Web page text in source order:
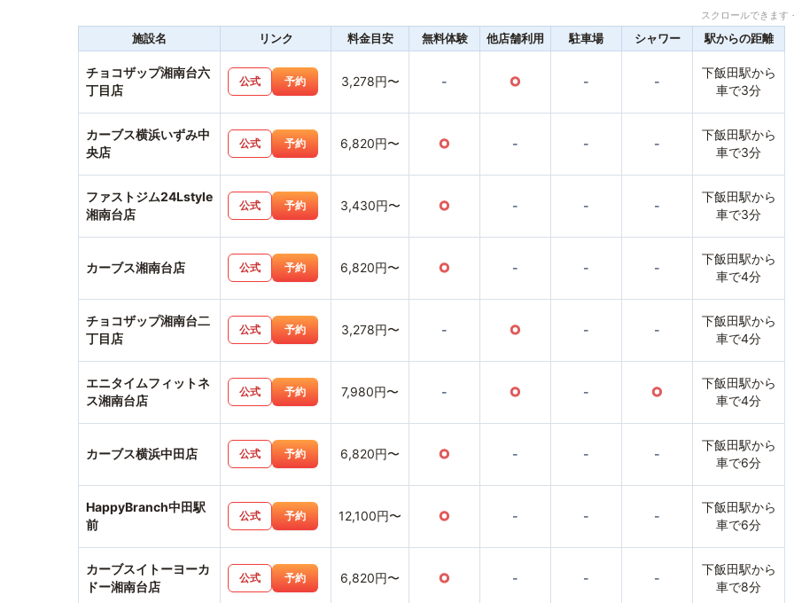
スクロールできま
施設名 リンク 料金目安 無料体験 他店舗利用 駐車場 シャワー 駅からの距離
チョコザップ湘南台六
丁目店
公式 予約 3,278円〜 - ○ - -
下飯田駅から
車で3分
カーブス横浜いずみ中
央店
公式 予約 6,820円〜 ○ - - -
下飯田駅から
車で3分
ファストジム24Lstyle
湘南台店
公式 予約 3,430円〜 ○ - - -
下飯田駅から
車で3分
カーブス湘南台店 公式 予約 6,820円〜 ○ - - -
下飯田駅から
車で4分
チョコザップ湘南台二
丁目店
公式 予約 3,278円〜 - ○ - -
下飯田駅から
車で4分
エニタイムフィットネ
ス湘南台店
公式 予約 7,980円〜 - ○ - ○
下飯田駅から
車で4分
カーブス横浜中田店 公式 予約 6,820円〜 ○ - - -
下飯田駅から
車で6分
HappyBranch中田駅
前
公式 予約 12,100円〜 ○ - - -
下飯田駅から
車で6分
カーブスイトーヨーカ
ドー湘南台店
公式 予約 6,820円〜 ○ - - -
下飯田駅から
車で8分